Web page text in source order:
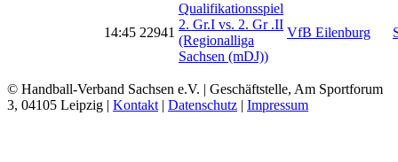
14:45 22941
Qualifikationsspiel
2. Gr.I vs. 2. Gr .II
(Regionalliga
Sachsen (mDJ))
VfB Eilenburg
© Handball-Verband Sachsen e.V. | Geschäftstelle, Am Sportforum
3, 04105 Leipzig | Kontakt | Datenschutz | Impressum